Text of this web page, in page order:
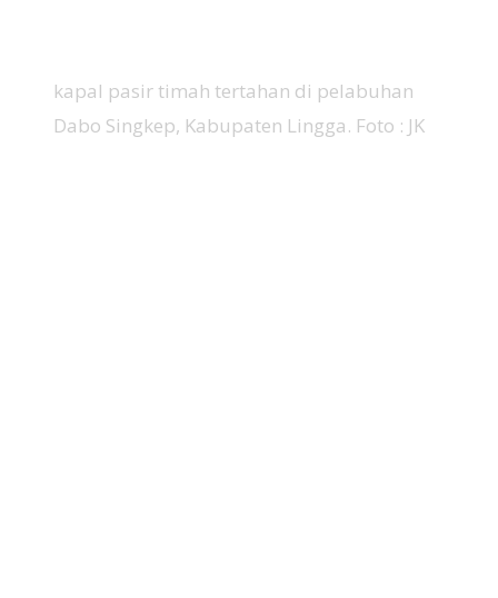
kapal pasir timah tertahan di pelabuhan
Dabo Singkep, Kabupaten Lingga. Foto : JK